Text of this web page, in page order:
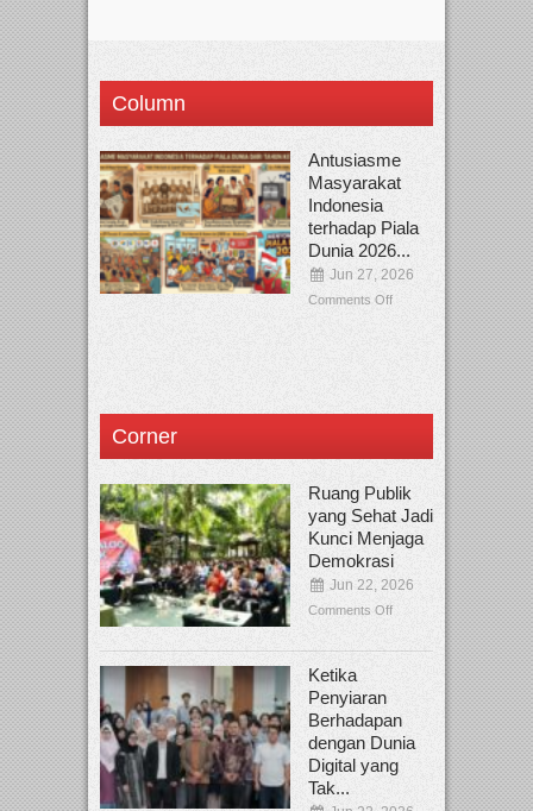
Column
Antusiasme
Masyarakat
Indonesia
terhadap Piala
Dunia 2026...
Jun 27, 2026
Comments Off
Corner
Ruang Publik
yang Sehat Jadi
Kunci Menjaga
Demokrasi
Jun 22, 2026
Comments Off
Ketika
Penyiaran
Berhadapan
dengan Dunia
Digital yang
Tak...